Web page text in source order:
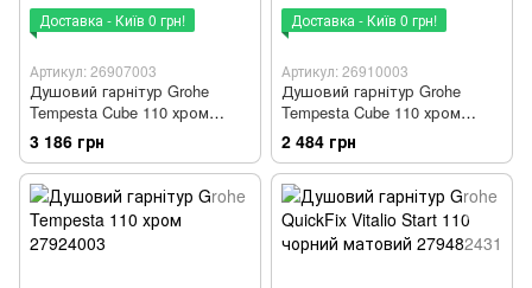
Доставка - Київ 0 грн!
Артикул: 26907003
Душовий гарнітур Grohe
Tempesta Cube 110 хром
26907003
3 186 грн
Доставка - Київ 0 грн!
Артикул: 26910003
Душовий гарнітур Grohe
Tempesta Cube 110 хром
26910003
2 484 грн